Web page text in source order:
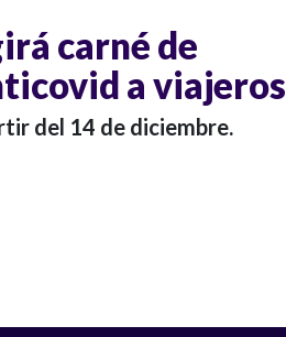
carné de
a viajeros
del 14 de diciembre.